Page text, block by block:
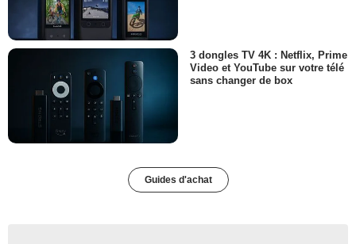
3 dongles TV 4K : Netflix, Prime
Video et YouTube sur votre télé
sans changer de box
Guides d'achat